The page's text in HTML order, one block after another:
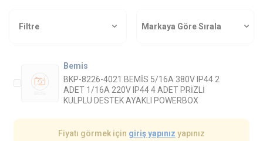
Filtre Markaya Göre Sırala
Bemis
BKP-8226-4021 BEMİS 5/16A 380V IP44 2
ADET 1/16A 220V IP44 4 ADET PRİZLİ
KULPLU DESTEK AYAKLI POWERBOX
Fiyatı görmek için giriş yapınız yapınız